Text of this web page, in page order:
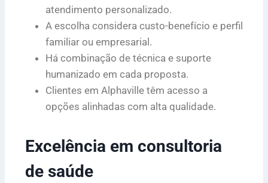
atendimento personalizado.
A escolha considera custo-benefício e perfil
familiar ou empresarial.
Há combinação de técnica e suporte
humanizado em cada proposta.
Clientes em Alphaville têm acesso a
opções alinhadas com alta qualidade.
Excelência em consultoria
de saúde